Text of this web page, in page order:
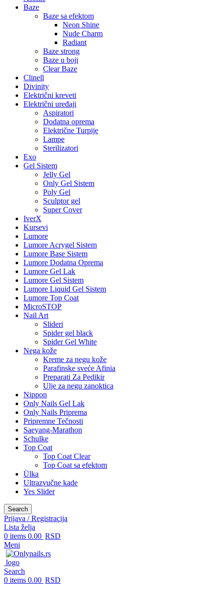
Baze
Baze sa efektom
Neon Shine
Nude Charm
Radiant
Baze strong
Baze u boji
Clear Baze
Clinell
Divinity
Električni kreveti
Električni uređaji
Aspiratori
Dodatna oprema
Električne Turpije
Lampe
Sterilizatori
Exo
Gel Sistem
Jelly Gel
Only Gel Sistem
Poly Gel
Sculptor gel
Super Cover
IverX
Kursevi
Lumore
Lumore Acrygel Sistem
Lumore Base Sistem
Lumore Dodatna Oprema
Lumore Gel Lak
Lumore Gel Sistem
Lumore Liquid Gel Sistem
Lumore Top Coat
MicroSTOP
Nail Art
Slideri
Spider gel black
Spider Gel White
Nega kože
Kreme za negu kože
Parafinske sveće Afinia
Preparati Za Pedikir
Ulje za negu zanoktica
Nippon
Only Nails Gel Lak
Only Nails Priprema
Pripremne Tečnosti
Saeyang-Marathon
Schulke
Top Coat
Top Coat Clear
Top Coat sa efektom
Ülka
Ultrazvučne kade
Yes Slider
Search
Prijava / Registracija
Lista želja
0 items 0.00 RSD
Meni
Search
0 items 0.00 RSD